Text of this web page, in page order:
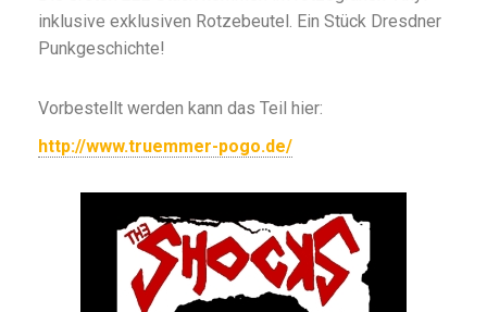
inklusive exklusiven Rotzebeutel. Ein Stück Dresdner
Punkgeschichte!
Vorbestellt werden kann das Teil hier:
http://www.truemmer-pogo.de/